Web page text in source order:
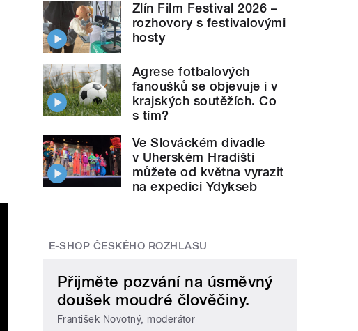
Zlín Film Festival 2026 –
rozhovory s festivalovými
hosty
Agrese fotbalových
fanoušků se objevuje i v
krajských soutěžích. Co
s tím?
Ve Slováckém divadle
v Uherském Hradišti
můžete od května vyrazit
na expedici Ydykseb
E-SHOP ČESKÉHO ROZHLASU
Přijměte pozvání na úsměvný
doušek moudré člověčiny.
František Novotný, moderátor